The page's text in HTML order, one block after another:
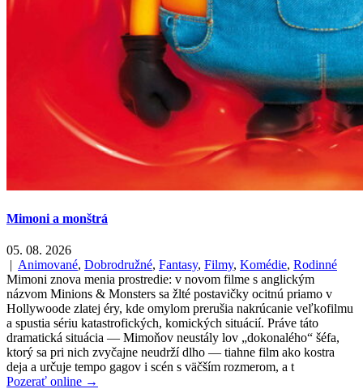
Mimoni a monštrá
05. 08. 2026
| Animované, Dobrodružné, Fantasy, Filmy, Komédie, Rodinné
Mimoni znova menia prostredie: v novom filme s anglickým
názvom Minions & Monsters sa žlté postavičky ocitnú priamo v
Hollywoode zlatej éry, kde omylom prerušia nakrúcanie veľkofilmu
a spustia sériu katastrofických, komických situácií. Práve táto
dramatická situácia — Mimoňov neustály lov „dokonalého“ šéfa,
ktorý sa pri nich zvyčajne neudrží dlho — tiahne film ako kostra
deja a určuje tempo gagov i scén s väčším rozmerom, a t
Pozerať online →